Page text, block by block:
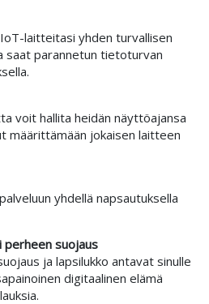
laitteitasi yhden turvallisen
saat parannetun tietoturvan
voit hallita heidän näyttöajansa
määrittämään jokaisen laitteen
yhdellä napsautuksella
perheen suojaus
ja lapsilukko antavat sinulle
digitaalinen elämä